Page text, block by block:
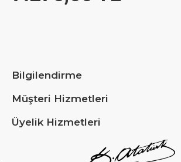
Fan Blade Direction
Bilgilendirme
Müşteri Hizmetleri
Üyelik Hizmetleri